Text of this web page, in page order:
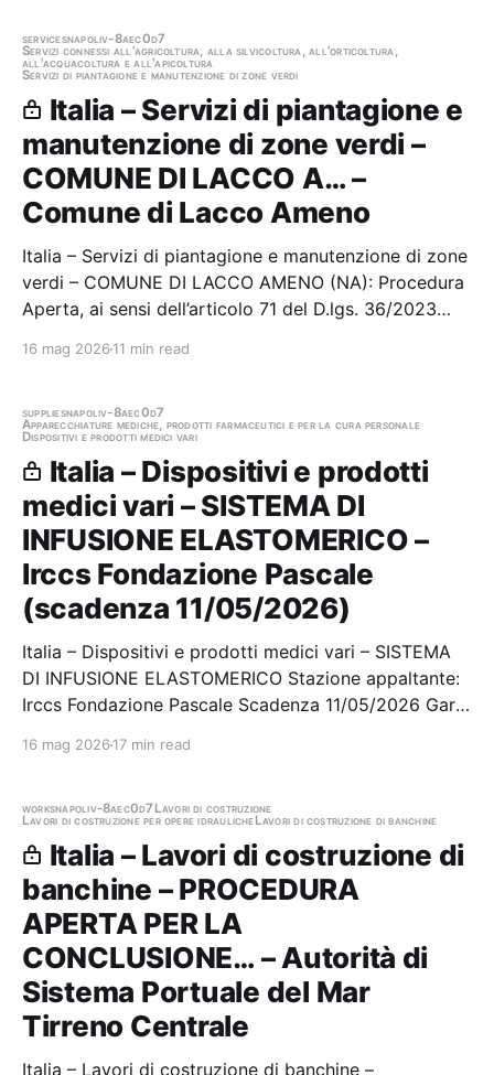
aggiudicata
servicesnapoliv-8aec0d7
Servizi connessi all'agricoltura, alla silvicoltura, all'orticoltura,
all'acquacoltura e all'apicoltura
Servizi di piantagione e manutenzione di zone verdi
Italia – Servizi di piantagione e
manutenzione di zone verdi –
COMUNE DI LACCO A… –
Comune di Lacco Ameno
Italia – Servizi di piantagione e manutenzione di zone
verdi – COMUNE DI LACCO AMENO (NA): Procedura
Aperta, ai sensi dell’articolo 71 del D.lgs. 36/2023
L. 381/91 ai sensi dell’art. 61 del d.Lgs 36/2023, per
16 mag 2026 11 min read
suppliesnapoliv-8aec0d7
Apparecchiature mediche, prodotti farmaceutici e per la cura personale
Dispositivi e prodotti medici vari
Italia – Dispositivi e prodotti
medici vari – SISTEMA DI
INFUSIONE ELASTOMERICO –
Irccs Fondazione Pascale
(scadenza 11/05/2026)
Italia – Dispositivi e prodotti medici vari – SISTEMA
DI INFUSIONE ELASTOMERICO Stazione appaltante:
Irccs Fondazione Pascale Scadenza 11/05/2026 Gara
16 mag 2026 17 min read
worksnapoliv-8aec0d7 Lavori di costruzione
Lavori di costruzione per opere idraulicheLavori di costruzione di banchine
Italia – Lavori di costruzione di
banchine – PROCEDURA
APERTA PER LA
CONCLUSIONE… – Autorità di
Sistema Portuale del Mar
Tirreno Centrale
Italia – Lavori di costruzione di banchine –